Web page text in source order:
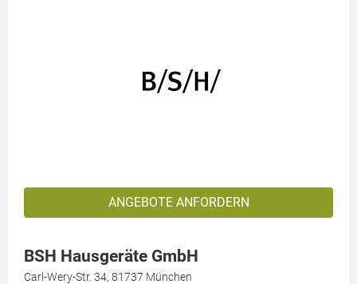
ANGEBOTE ANFORDERN
BSH Hausgeräte GmbH
Carl-Wery-Str. 34, 81737 München